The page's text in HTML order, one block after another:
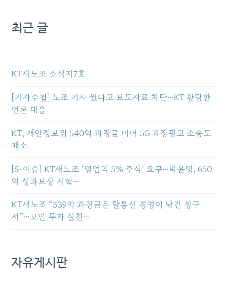
최근 글
KT새노조 소식지7호
[기자수첩] 노조 기사 썼다고 보도자료 차단…KT 황당한
언론 대응
KT, 개인정보위 540억 과징금 이어 5G 과장광고 소송도
패소
[S-이슈] KT새노조 ‘영업익 5% 주식’ 요구…박윤영, 650
억 성과보상 시험…
KT새노조 “539억 과징금은 탈통신 경영이 남긴 청구
서”…보안 투자 실천…
자유게시판